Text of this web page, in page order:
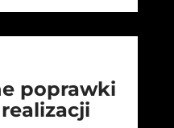
poprawki